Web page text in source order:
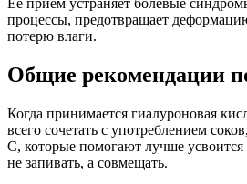
Ее прием устраняет болевые
процессы, предотвращает
потерю влаги.
Общие рекомендации
Когда принимается гиалуроновая
всего сочетать с употреблением
С, которые помогают лучше
не запивать, а совмещать.